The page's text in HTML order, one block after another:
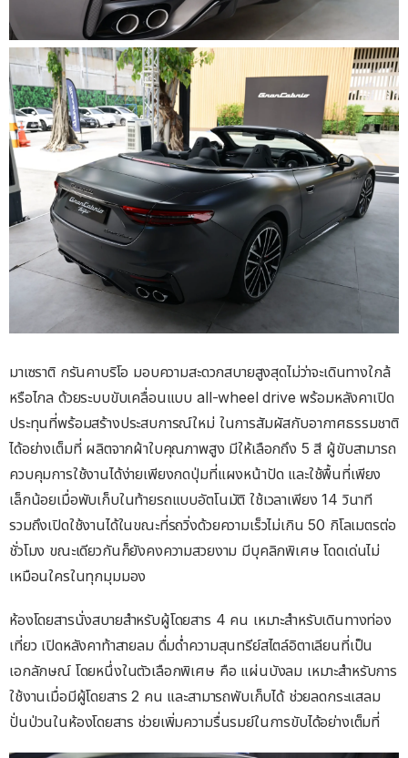
มาเซราติ กรันคาบริโอ มอบความสะดวกสบายสูงสุดไม่ว่าจะเดินทางใกล้
หรือไกล ด้วยระบบขับเคลื่อนแบบ all-wheel drive พร้อมหลังคาเปิด
ประทุนที่พร้อมสร้างประสบการณ์ใหม่ ในการสัมผัสกับอากาศธรรมชาติ
ได้อย่างเต็มที่ ผลิตจากผ้าใบคุณภาพสูง มีให้เลือกถึง 5 สี ผู้ขับสามารถ
ควบคุมการใช้งานได้ง่ายเพียงกดปุ่มที่แผงหน้าปัด และใช้พื้นที่เพียง
เล็กน้อยเมื่อพับเก็บในท้ายรถแบบอัตโนมัติ ใช้เวลาเพียง 14 วินาที
รวมถึงเปิดใช้งานได้ในขณะที่รถวิ่งด้วยความเร็วไม่เกิน 50 กิโลเมตรต่อ
ชั่วโมง ขณะเดียวกันก็ยังคงความสวยงาม มีบุคลิกพิเศษ โดดเด่นไม่
เหมือนใครในทุกมุมมอง
ห้องโดยสารนั่งสบายสำหรับผู้โดยสาร 4 คน เหมาะสำหรับเดินทางท่อง
เที่ยว เปิดหลังคาท้าสายลม ดื่มด่ำความสุนทรีย์สไตล์อิตาเลียนที่เป็น
เอกลักษณ์ โดยหนึ่งในตัวเลือกพิเศษ คือ แผ่นบังลม เหมาะสำหรับการ
ใช้งานเมื่อมีผู้โดยสาร 2 คน และสามารถพับเก็บได้ ช่วยลดกระแสลม
ปั่นป่วนในห้องโดยสาร ช่วยเพิ่มความรื่นรมย์ในการขับได้อย่างเต็มที่